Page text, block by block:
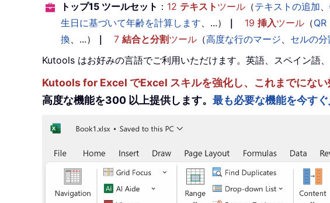
トップ15 ツールセット ： 12 テキスト ツール （テキストの追加、
生日に基づいて年齢を計算します、...） ｜ 19 挿入ツール （QR
換、...） ｜ 7 結合と分割ツール （高度な行のマージ、 セルの分
Kutools はお好みの言語でご利用いただけます。英語、スペイン語
Kutools for Excel でExcel スキルを強化し、これまでにない
高度な機能を300 以上提供します。 最も必要な機能を今す